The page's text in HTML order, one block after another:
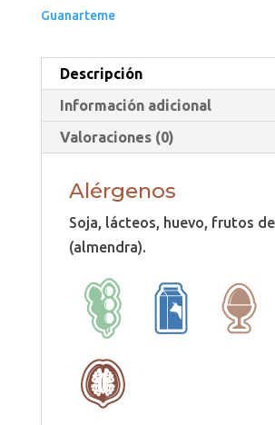
Guanarteme
Descripción
Información adicional
Valoraciones (0)
Alérgenos
Soja, lácteos, huevo, frutos
(almendra).